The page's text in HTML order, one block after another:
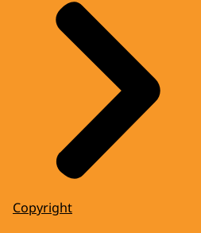
Copyright